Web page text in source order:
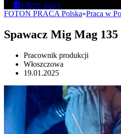
Oferty pracy
FOTON PRACA Polska»Praca w
Spawacz Mig Mag 135
Pracownik produkcji
Włoszczowa
19.01.2025